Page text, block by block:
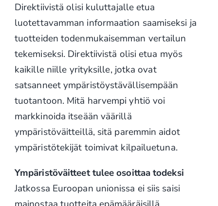
Direktiivistä olisi kuluttajalle etua
luotettavamman informaation saamiseksi ja
tuotteiden todenmukaisemman vertailun
tekemiseksi. Direktiivistä olisi etua myös
kaikille niille yrityksille, jotka ovat
satsanneet ympäristöystävällisempään
tuotantoon. Mitä harvempi yhtiö voi
markkinoida itseään väärillä
ympäristöväitteillä, sitä paremmin aidot
ympäristötekijät toimivat kilpailuetuna.
Ympäristöväitteet tulee osoittaa todeksi
Jatkossa Euroopan unionissa ei siis saisi